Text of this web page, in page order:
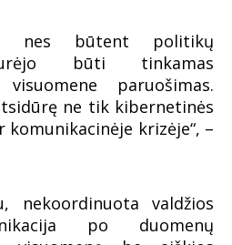
nes būtent politikų
būti tinkamas
paruošimas.
ne tik kibernetinės
krizėje“, –
nekoordinuota valdžios
po duomenų